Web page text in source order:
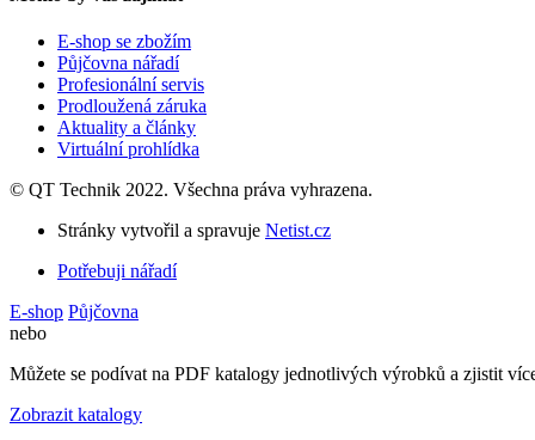
E-shop se zbožím
Půjčovna nářadí
Profesionální servis
Prodloužená záruka
Aktuality a články
Virtuální prohlídka
© QT Technik 2022. Všechna práva vyhrazena.
Stránky vytvořil a spravuje Netist.cz
Potřebuji nářadí
E-shop Půjčovna
nebo
Můžete se podívat na PDF katalogy jednotlivých výrobků a zjistit
Zobrazit katalogy